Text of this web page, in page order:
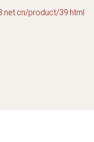
product/39.html